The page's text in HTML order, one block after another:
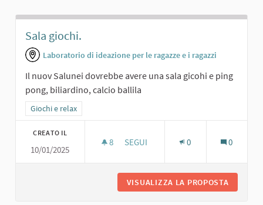
Sala giochi.
Laboratorio di ideazione per le ragazze e i ragazzi
Il nuov Salunei dovrebbe avere una sala gicohi e ping
pong, biliardino, calcio ballila
Filtra i risultati per categoria: Giochi e relax
Giochi e relax
CREATO IL
10/01/2025
8 8 SOSTENITORI
SEGUI 0 0
VISUALIZZA LA PROPOSTA